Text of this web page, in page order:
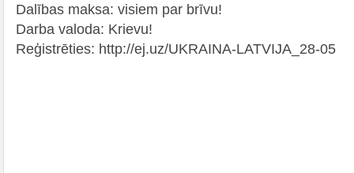
Dalības maksa: visiem par brīvu!
Darba valoda: Krievu!
Reģistrēties: http://ej.uz/UKRAINA-LATVIJA_28-05